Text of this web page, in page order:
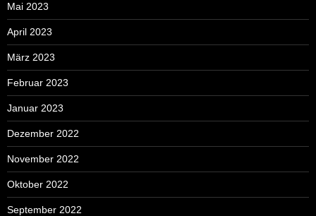
Mai 2023
April 2023
März 2023
Februar 2023
Januar 2023
Dezember 2022
November 2022
Oktober 2022
September 2022